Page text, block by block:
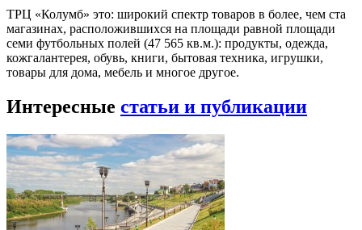
ТРЦ «Колумб» это: широкий спектр товаров в более, чем ста
магазинах, расположившихся на площади равной площади
семи футбольных полей (47 565 кв.м.): продукты, одежда,
кожгалантерея, обувь, книги, бытовая техника, игрушки,
товары для дома, мебель и многое другое.
Интересные статьи и публикации